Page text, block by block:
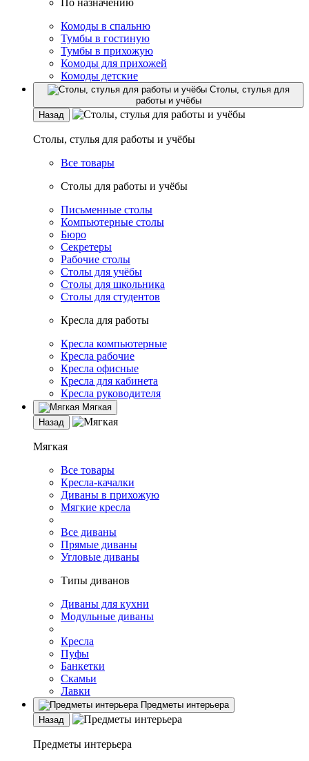
По назначению
Комоды в спальню
Тумбы в гостиную
Тумбы в прихожую
Комоды для прихожей
Комоды детские
Столы, стулья для
работы и учёбы
Назад
Столы, стулья для работы и учёбы
Все товары
Столы для работы и учёбы
Письменные столы
Компьютерные столы
Бюро
Секретеры
Рабочие столы
Столы для учёбы
Столы для школьника
Столы для студентов
Кресла для работы
Кресла компьютерные
Кресла рабочие
Кресла офисные
Кресла для кабинета
Кресла руководителя
Мягкая
Назад
Мягкая
Все товары
Кресла-качалки
Диваны в прихожую
Мягкие кресла
Все диваны
Прямые диваны
Угловые диваны
Типы диванов
Диваны для кухни
Модульные диваны
Кресла
Пуфы
Банкетки
Скамьи
Лавки
Предметы интерьера
Назад
Предметы интерьера